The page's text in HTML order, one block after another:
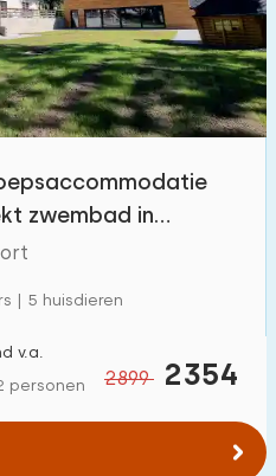
33
18
66
1000+
zwembad in
| 5 huisdieren
2899 2354
v.a.
personen